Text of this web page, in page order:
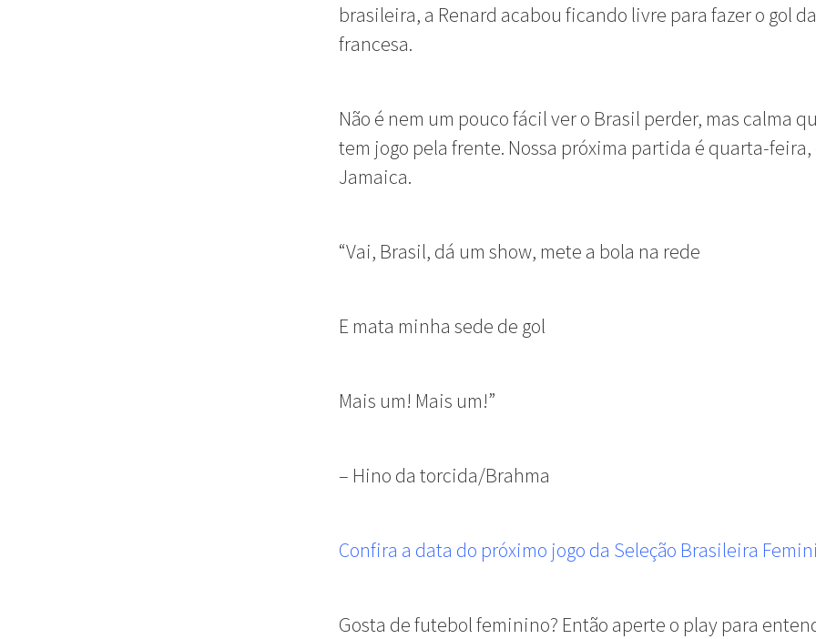
brasileira, a Renard acabou ficando livre para fazer o gol
francesa.
Não é nem um pouco fácil ver o Brasil perder, mas calma
tem jogo pela frente. Nossa próxima partida é quarta-
Jamaica.
“Vai, Brasil, dá um show, mete a bola na rede
E mata minha sede de gol
Mais um! Mais um!”
– Hino da torcida/Brahma
Confira a data do próximo jogo da Seleção Brasileira
Gosta de futebol feminino? Então aperte o play para